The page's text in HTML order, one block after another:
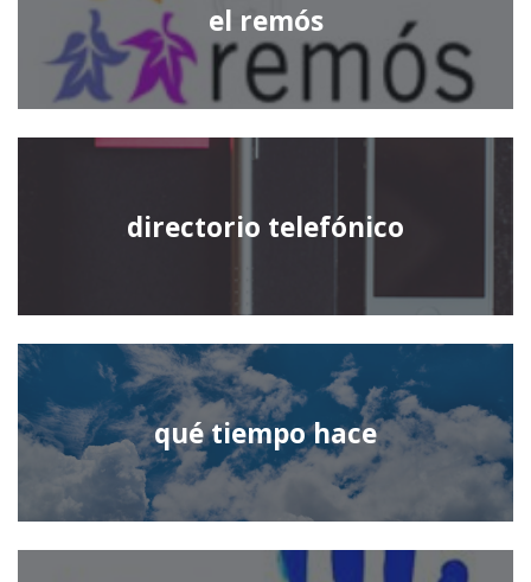
el remós
directorio telefónico
qué tiempo hace